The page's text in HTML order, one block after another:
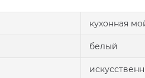
кухонная
белый